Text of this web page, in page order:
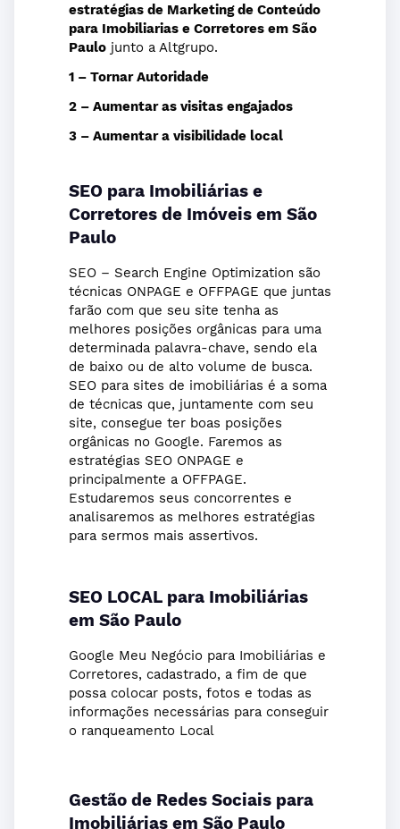
estratégias de Marketing de Conteúdo
para Imobiliarias e Corretores em São
Paulojunto a Altgrupo.
1 – Tornar Autoridade
2 – Aumentar as visitas engajados
3 – Aumentar a visibilidade local
SEO para Imobiliárias e
Corretores de Imóveis em São
Paulo
SEO – Search Engine Optimization são
técnicas ONPAGE e OFFPAGE que juntas
farão com que seu site tenha as
melhores posições orgânicas para uma
determinada palavra-chave, sendo ela
de baixo ou de alto volume de busca.
SEO para sites de imobiliárias é a soma
de técnicas que, juntamente com seu
site, consegue ter boas posições
orgânicas no Google. Faremos as
estratégias SEO ONPAGE e
principalmente a OFFPAGE.
Estudaremos seus concorrentes e
analisaremos as melhores estratégias
para sermos mais assertivos.
SEO LOCAL para Imobiliárias
em São Paulo
Google Meu Negócio para Imobiliárias e
Corretores, cadastrado, a fim de que
possa colocar posts, fotos e todas as
informações necessárias para conseguir
o ranqueamento Local
Gestão de Redes Sociais para
Imobiliárias em São Paulo